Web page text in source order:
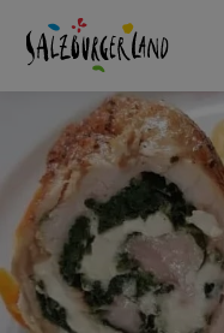
K obsahuAccesskey
[0]
K navigaciAccesskey
[1]
Na začátek stránky
K patičceAccesskey
[3]